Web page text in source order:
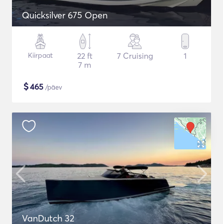
Quicksilver 675 Open
Kiirpaat
22 ft
7 m
7 Cruising 1
$465 /päev
VanDutch 32